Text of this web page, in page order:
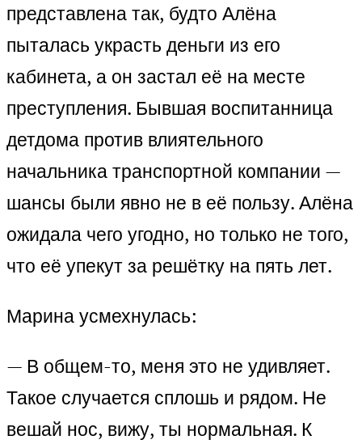
представлена так, будто Алёна
пыталась украсть деньги из его
кабинета, а он застал её на месте
преступления. Бывшая воспитанница
детдома против влиятельного
начальника транспортной компании —
шансы были явно не в её пользу. Алёна
ожидала чего угодно, но только не того,
что её упекут за решётку на пять лет.
Марина усмехнулась:
— В общем-то, меня это не удивляет.
Такое случается сплошь и рядом. Не
вешай нос, вижу, ты нормальная. К